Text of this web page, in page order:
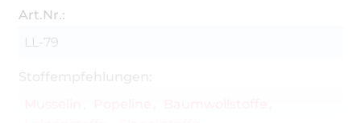
Art.Nr.:
LL-79
Stoffempfehlungen: